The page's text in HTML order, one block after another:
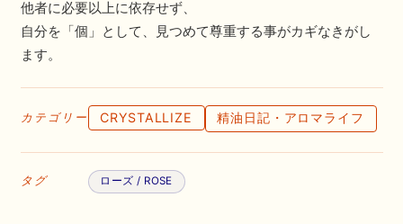
他者に必要以上に依存せず、
自分を「個」として、見つめて尊重する事がカギなきがし
ます。
カテゴリー CRYSTALLIZE 精油日記・アロマライフ
タグ ローズ / ROSE